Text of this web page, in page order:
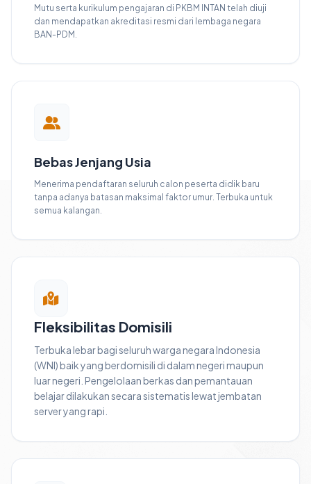
Mutu serta kurikulum pengajaran di PKBM INTAN telah diuji
dan mendapatkan akreditasi resmi dari lembaga negara
BAN-PDM.
Bebas Jenjang Usia
Menerima pendaftaran seluruh calon peserta didik baru
tanpa adanya batasan maksimal faktor umur. Terbuka untuk
semua kalangan.
Fleksibilitas Domisili
Terbuka lebar bagi seluruh warga negara Indonesia
(WNI) baik yang berdomisili di dalam negeri maupun
luar negeri. Pengelolaan berkas dan pemantauan
belajar dilakukan secara sistematis lewat jembatan
server yang rapi.